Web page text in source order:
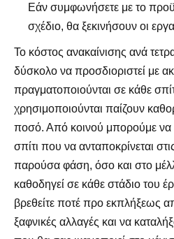
Εάν συμφωνήσετε με το
σχέδιο, θα ξεκινήσουν οι
Το κόστος ανακαίνισης ανά
δύσκολο να προσδιοριστεί με
πραγματοποιούνται σε κάθε
χρησιμοποιούνται παίζουν
ποσό. Από κοινού μπορούμε να
σπίτι που να ανταποκρίνεται
παρούσα φάση, όσο και στο
καθοδηγεί σε κάθε στάδιο του
βρεθείτε ποτέ προ εκπλήξεως
ξαφνικές αλλαγές και να